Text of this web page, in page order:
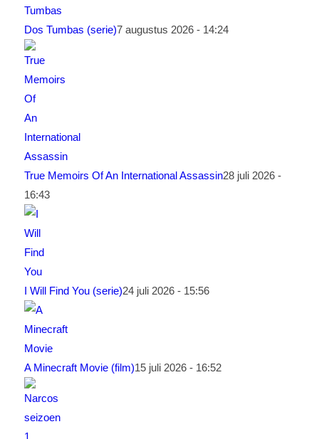
Dos Tumbas (serie)7 augustus 2026 - 14:24
True Memoirs Of An International Assassin28 juli 2026 -
16:43
I Will Find You (serie)24 juli 2026 - 15:56
A Minecraft Movie (film)15 juli 2026 - 16:52